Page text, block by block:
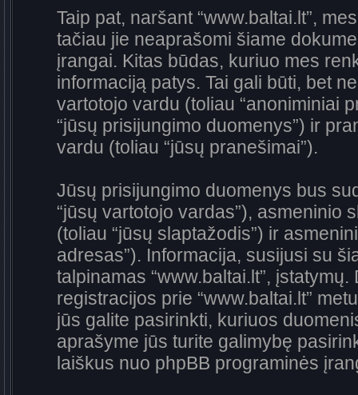
Taip pat, naršant “www.baltai.lt”,
tačiau jie neaprašomi šiame
įrangai. Kitas būdas, kuriuo mes
informaciją patys. Tai gali būti, bet
vartotojo vardu (toliau “anoniminiai
“jūsų prisijungimo duomenys”) ir
vardu (toliau “jūsų pranešimai”).
Jūsų prisijungimo duomenys bus
“jūsų vartotojo vardas”), asmeninio
(toliau “jūsų slaptažodis”) ir
adresas”). Informacija, susijusi su
talpinamas “www.baltai.lt”,
registracijos prie “www.baltai.lt”
jūs galite pasirinkti, kuriuos
aprašyme jūs turite galimybę
laiškus nuo phpBB programinės